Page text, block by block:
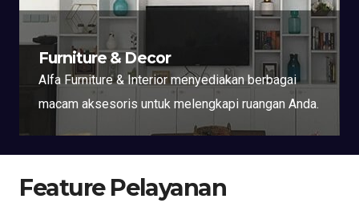
Furniture & Decor
Alfa Furniture & Interior menyediakan berbagai
macam aksesoris untuk melengkapi ruangan Anda.
Feature Pelayanan